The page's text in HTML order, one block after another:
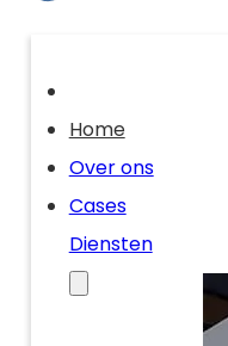
Home
Over ons
Cases
Diensten